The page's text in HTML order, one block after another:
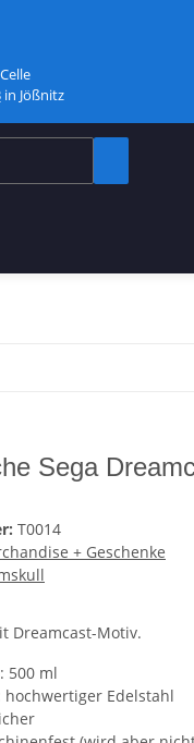
in Jößnitz
Sega
T0014
+ Geschenke
Dreamcast-Motiv.
500 ml
hochwertiger Edelstahl